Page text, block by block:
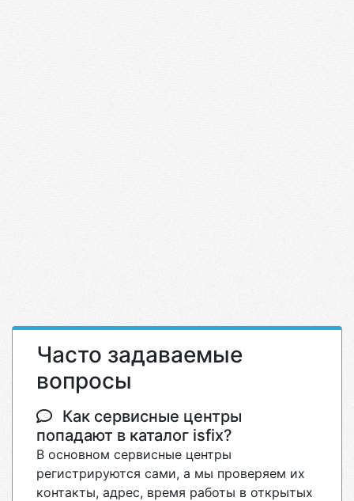
Часто задаваемые
вопросы
Как сервисные центры
попадают в каталог isfix?
В основном сервисные центры
регистрируются сами, а мы проверяем их
контакты, адрес, время работы в открытых